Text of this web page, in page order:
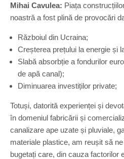
Mihai Cavulea: Piața
noastră a fost plină de provocări
Războiul din Ucraina;
Creșterea prețului la energie și
Slabă absorbție a fondurilor
de apă canal);
Diminuarea investiților private;
Totuși, datorită experienței și
în domeniul fabricării și
canalizare ape uzate și pluviale,
materiale plastice, am reușit să
bugetați care, din cauza factorilor